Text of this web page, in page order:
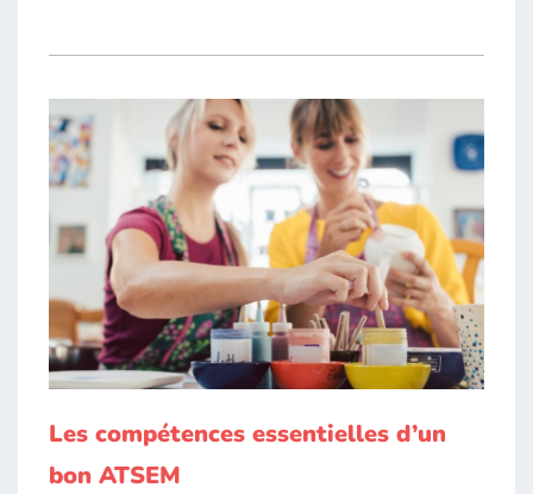
Les compétences essentielles d’un
bon ATSEM